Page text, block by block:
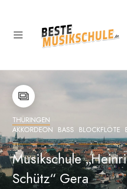
THÜRINGEN
AKKORDEON
BASS BLOCKFLÖTE
Musikschule
Schütz“ Gera